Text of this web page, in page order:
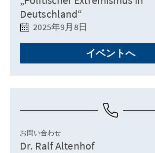
Deutschland“
2025年9月8日
イベントへ
お問い合わせ
Dr. Ralf Altenhof